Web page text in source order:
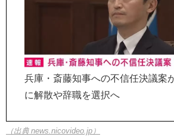
兵庫・斎藤知事への不信任決議案
に解散や辞職を選択へ
（出典 news.nicovideo.jp）